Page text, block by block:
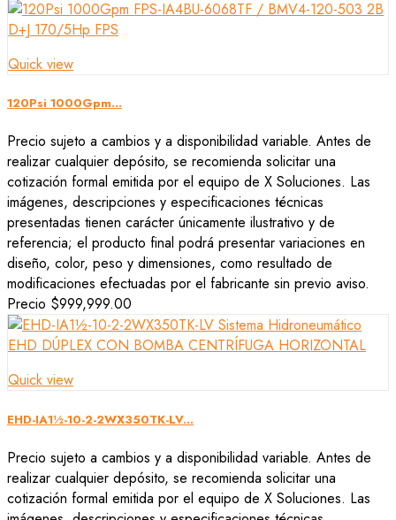
Quick view
120Psi 1000Gpm...
Precio sujeto a cambios y a disponibilidad variable. Antes de
realizar cualquier depósito, se recomienda solicitar una
cotización formal emitida por el equipo de X Soluciones. Las
imágenes, descripciones y especificaciones técnicas
presentadas tienen carácter únicamente ilustrativo y de
referencia; el producto final podrá presentar variaciones en
diseño, color, peso y dimensiones, como resultado de
modificaciones efectuadas por el fabricante sin previo aviso.
Precio $999,999.00
Quick view
EHD-IA1½-10-2-2WX350TK-LV...
Precio sujeto a cambios y a disponibilidad variable. Antes de
realizar cualquier depósito, se recomienda solicitar una
cotización formal emitida por el equipo de X Soluciones. Las